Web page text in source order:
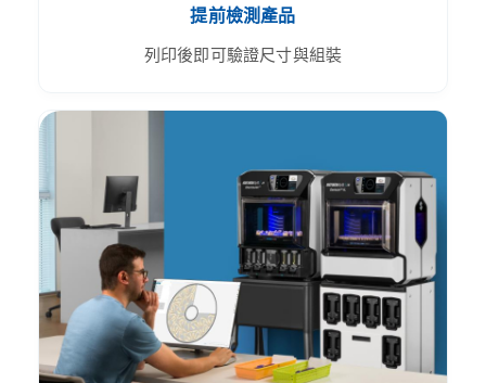
提前檢測產品
列印後即可驗證尺寸與組裝